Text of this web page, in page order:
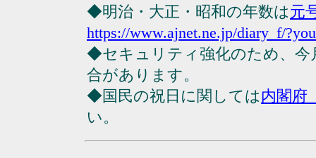
◆明治・大正・昭和の年数は元
https://www.ajnet.ne.jp/diary_f/
◆セキュリティ強化のため、今
合があります。
◆国民の祝日に関しては内閣府
い。